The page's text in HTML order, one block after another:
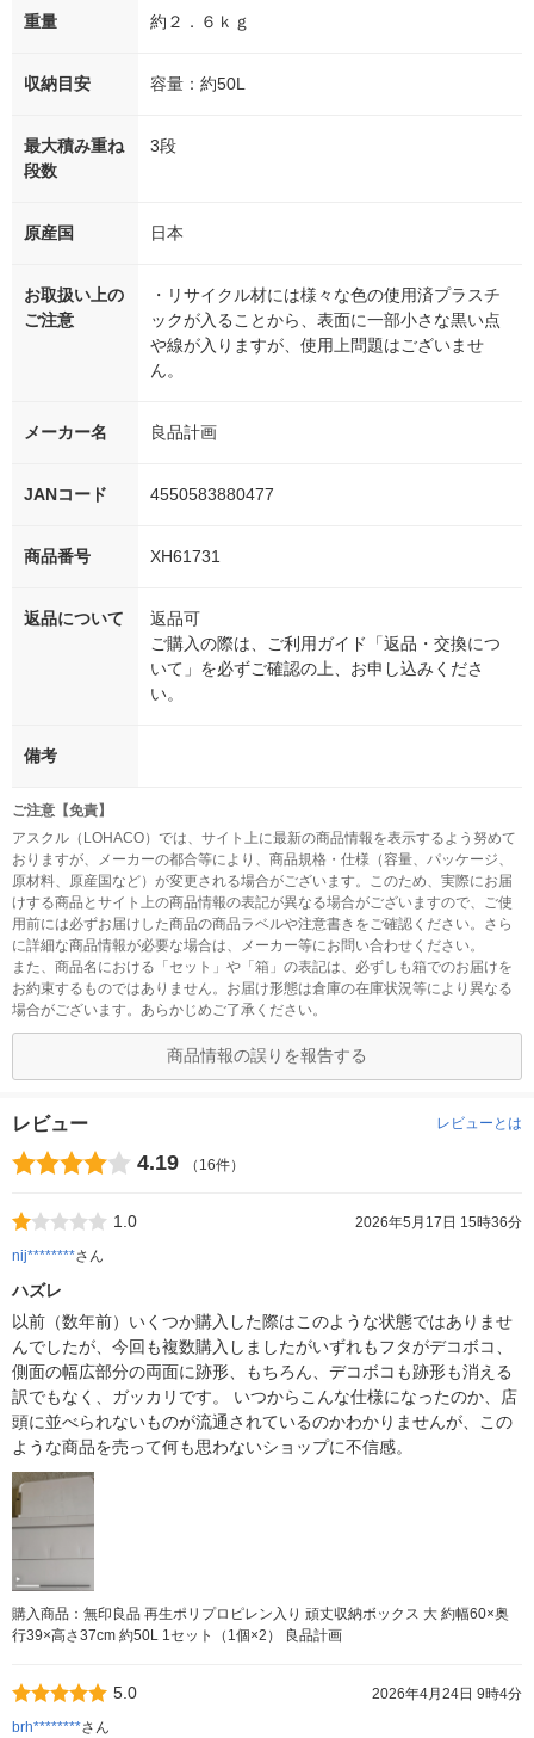
重量 約２．６ｋｇ
収納目安 容量：約50L
最大積み重ね
段数
3段
原産国 日本
お取扱い上の
ご注意
・リサイクル材には様々な色の使用済プラスチ
ックが入ることから、表面に一部小さな黒い点
や線が入りますが、使用上問題はございませ
ん。
メーカー名 良品計画
JANコード 4550583880477
商品番号 XH61731
返品について
返品可
ご購入の際は、ご利用ガイド「返品・交換につ
いて」を必ずご確認の上、お申し込みくださ
い。
備考
ご注意【免責】
アスクル（LOHACO）では、サイト上に最新の商品情報を表示するよう努めて
おりますが、メーカーの都合等により、商品規格・仕様（容量、パッケージ、
原材料、原産国など）が変更される場合がございます。このため、実際にお届
けする商品とサイト上の商品情報の表記が異なる場合がございますので、ご使
用前には必ずお届けした商品の商品ラベルや注意書きをご確認ください。さら
に詳細な商品情報が必要な場合は、メーカー等にお問い合わせください。
また、商品名における「セット」や「箱」の表記は、必ずしも箱でのお届けを
お約束するものではありません。お届け形態は倉庫の在庫状況等により異なる
場合がございます。あらかじめご了承ください。
商品情報の誤りを報告する
レビュー レビューとは
4.19 （16件）
1.0
2026年5月17日 15時36分
nij********さん
ハズレ
以前（数年前）いくつか購入した際はこのような状態ではありませ
んでしたが、今回も複数購入しましたがいずれもフタがデコボコ、
側面の幅広部分の両面に跡形、もちろん、デコボコも跡形も消える
訳でもなく、ガッカリです。 いつからこんな仕様になったのか、店
頭に並べられないものが流通されているのかわかりませんが、この
ような商品を売って何も思わないショップに不信感。
購入商品：無印良品 再生ポリプロピレン入り 頑丈収納ボックス 大 約幅60×奥
行39×高さ37cm 約50L 1セット（1個×2） 良品計画
5.0
2026年4月24日 9時4分
brh********さん